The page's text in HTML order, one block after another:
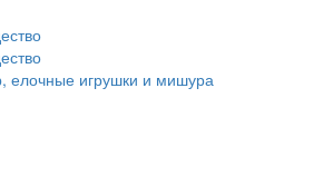
елочные игрушки и мишура